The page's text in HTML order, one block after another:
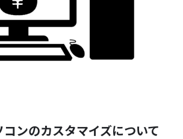
ンのカスタマイズについて